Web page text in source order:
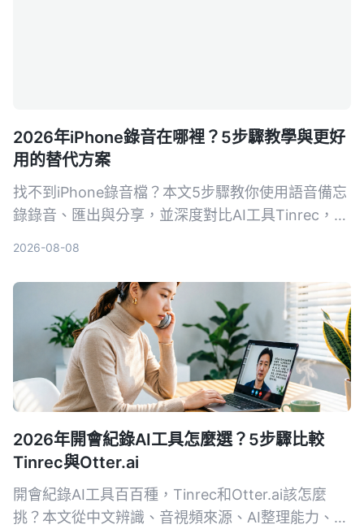
2026年iPhone錄音在哪裡？5步驟教學與更好
用的替代方案
找不到iPhone錄音檔？本文5步驟教你使用語音備忘
錄錄音、匯出與分享，並深度對比AI工具Tinrec，讓
2026-08-08
2026年開會紀錄AI工具怎麼選？5步驟比較
Tinrec與Otter.ai
開會紀錄AI工具百百種，Tinrec和Otter.ai該怎麼
挑？本文從中文辨識、音視頻來源、AI整理能力、價